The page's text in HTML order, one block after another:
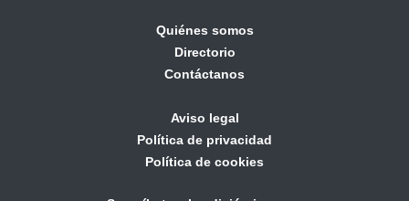
Quiénes somos
Directorio
Contáctanos
Aviso legal
Política de privacidad
Política de cookies